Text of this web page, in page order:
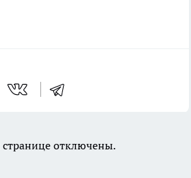
отключены.